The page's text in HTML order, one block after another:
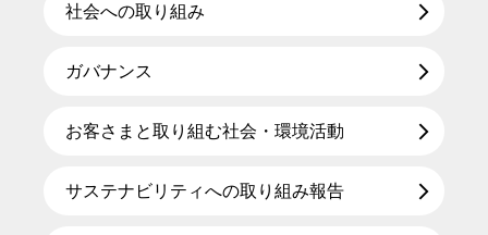
社会への取り組み
ガバナンス
お客さまと取り組む社会・環境活動
サステナビリティへの取り組み報告